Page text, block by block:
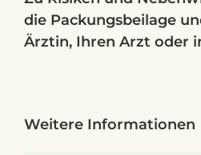
die Packungsbeilage
Ärztin, Ihren Arzt oder
Weitere Informationen